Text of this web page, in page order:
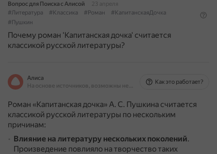
Вопрос для Поиска с Алисой
23 апреля
#Литература
#Классика #Роман
#КапитанскаяДочка
#Пушкин
Почему роман 'Капитанская дочка' считается
классикой русской литературы?
Алиса
На основе источников, возможны неточности
Как это работает?
Роман «Капитанская дочка» А. С. Пушкина считается
классикой русской литературы по нескольким
причинам:
Влияние на литературу нескольких поколений.
Произведение повлияло на творчество таких